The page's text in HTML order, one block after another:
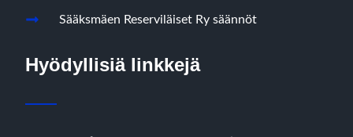
Sääksmäen Reserviläiset Ry säännöt
Hyödyllisiä linkkejä